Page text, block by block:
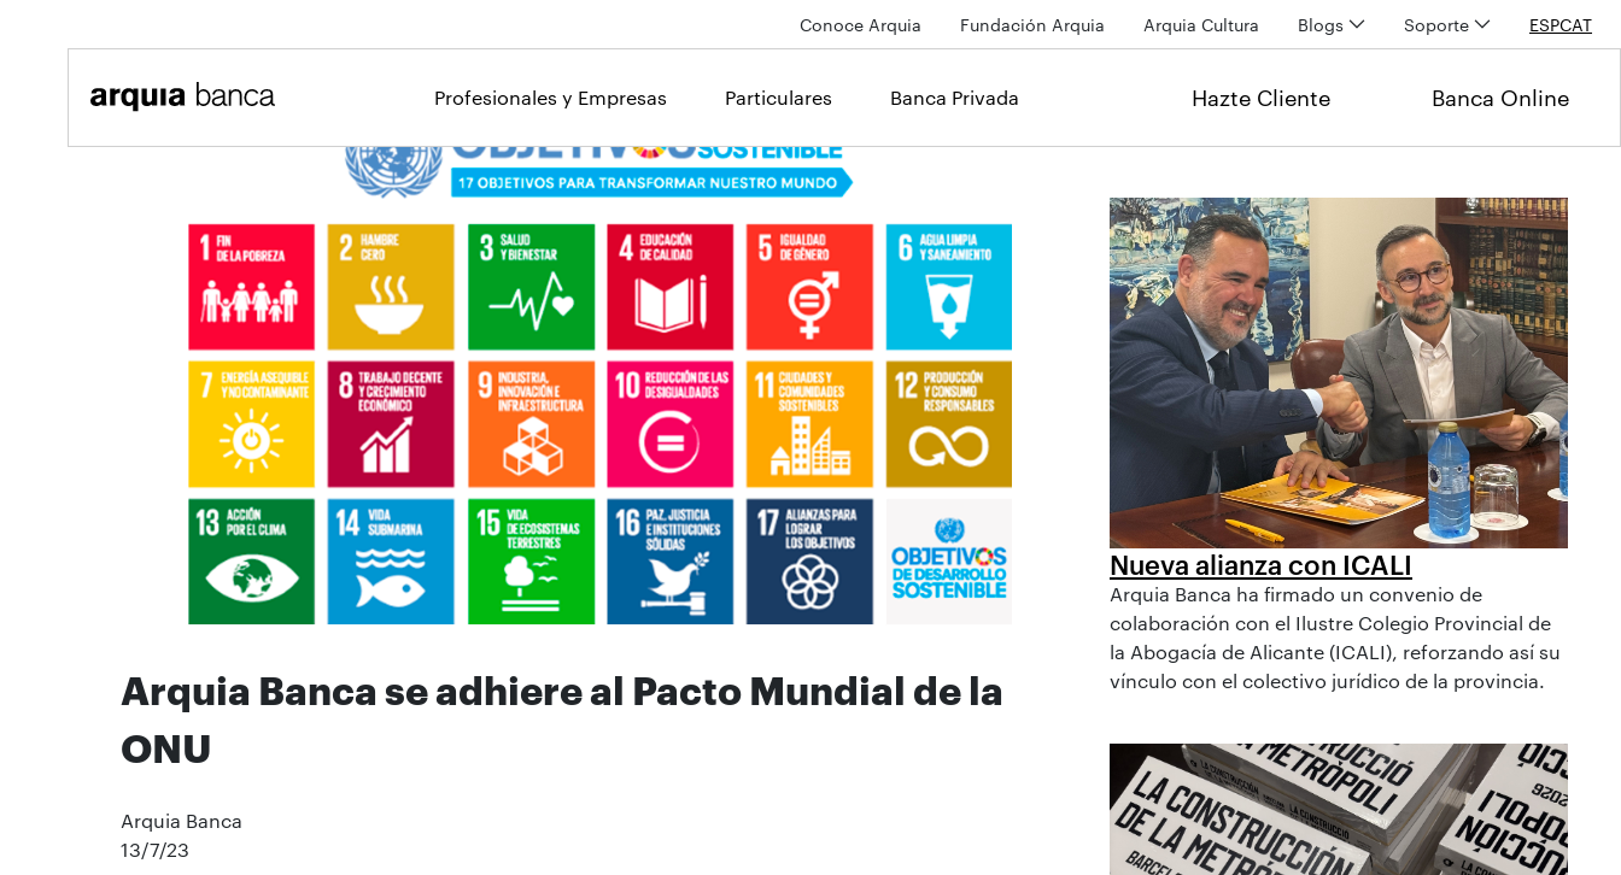
Conoce Arquia Fundación Arquia Arquia Cultura Blogs Soporte ESPCAT
Profesionales y Empresas Particulares Banca Privada Hazte Cliente Banca Online
Arquia Banca se adhiere al Pacto Mundial de la
ONU
Arquia Banca
13/7/23
Nueva alianza con ICALI
Arquia Banca ha firmado un convenio de
colaboración con el Ilustre Colegio Provincial de
la Abogacía de Alicante (ICALI), reforzando así su
vínculo con el colectivo jurídico de la provincia.